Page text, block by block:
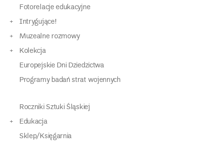
Fotorelacje edukacyjne
Intrygujące!
Muzealne rozmowy
Kolekcja
Europejskie Dni Dziedzictwa
Programy badań strat wojennych
Roczniki Sztuki Śląskiej
Edukacja
Sklep/Księgarnia